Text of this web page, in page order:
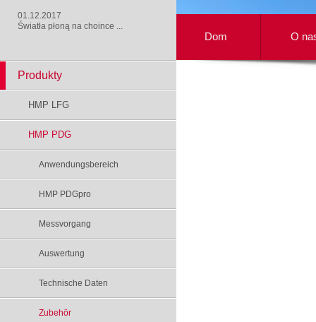
01.12.2017
Światła płoną na choince ...
Dom O
Produkty
HMP LFG
HMP PDG
Anwendungsbereich
HMP PDGpro
Messvorgang
Auswertung
Technische Daten
Zubehör